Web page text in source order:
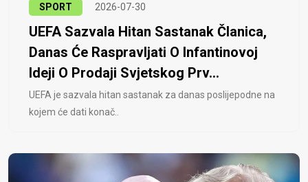
SPORT 2026-07-30
UEFA Sazvala Hitan Sastanak Članica,
Danas Će Raspravljati O Infantinovoj
Ideji O Prodaji Svjetskog Prv...
UEFA je sazvala hitan sastanak za danas poslijepodne na
kojem će dati konač..